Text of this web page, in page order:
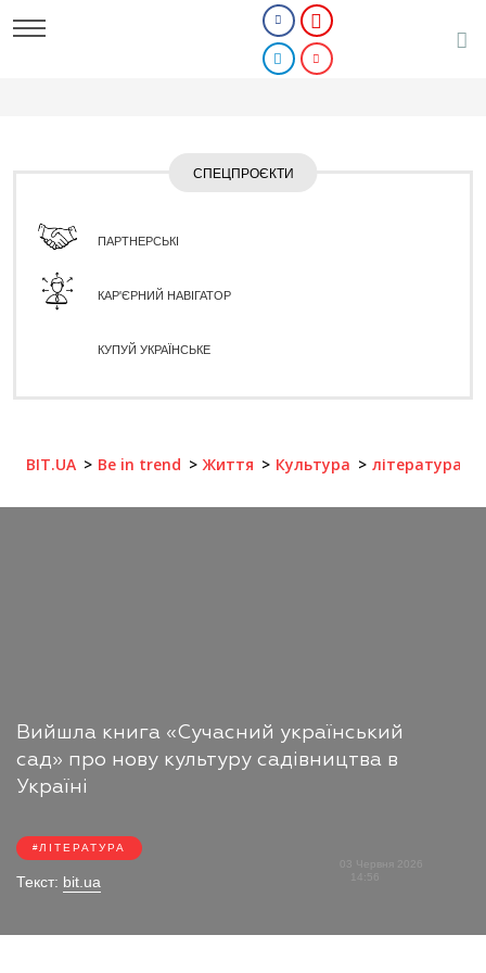
СПЕЦПРОЄКТИ
ПАРТНЕРСЬКІ
КАР'ЄРНИЙ НАВІГАТОР
КУПУЙ УКРАЇНСЬКЕ
BIT.UA Be in trend Життя Культура література
Вийшла книга «Сучасний український
сад» про нову культуру садівництва в
Україні
ЛІТЕРАТУРА
Текст: bit.ua